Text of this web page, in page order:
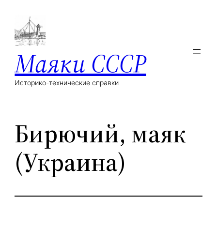
Маяки СССР
Историко-технические справки
Бирючий, маяк
(Украина)